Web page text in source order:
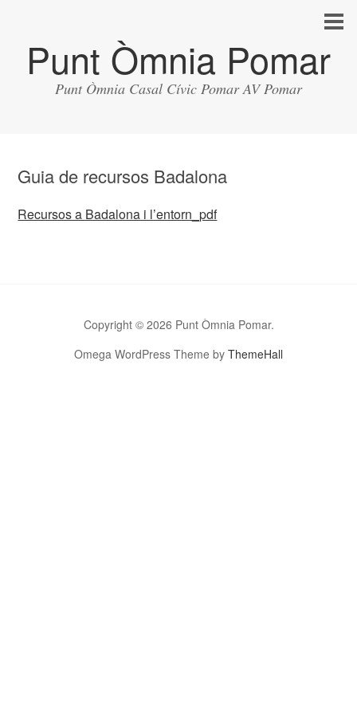
Punt Òmnia Pomar
Punt Òmnia Casal Cívic Pomar AV Pomar
Guia de recursos Badalona
Recursos a Badalona i l’entorn_pdf
Copyright © 2026 Punt Òmnia Pomar.
Omega WordPress Theme by ThemeHall